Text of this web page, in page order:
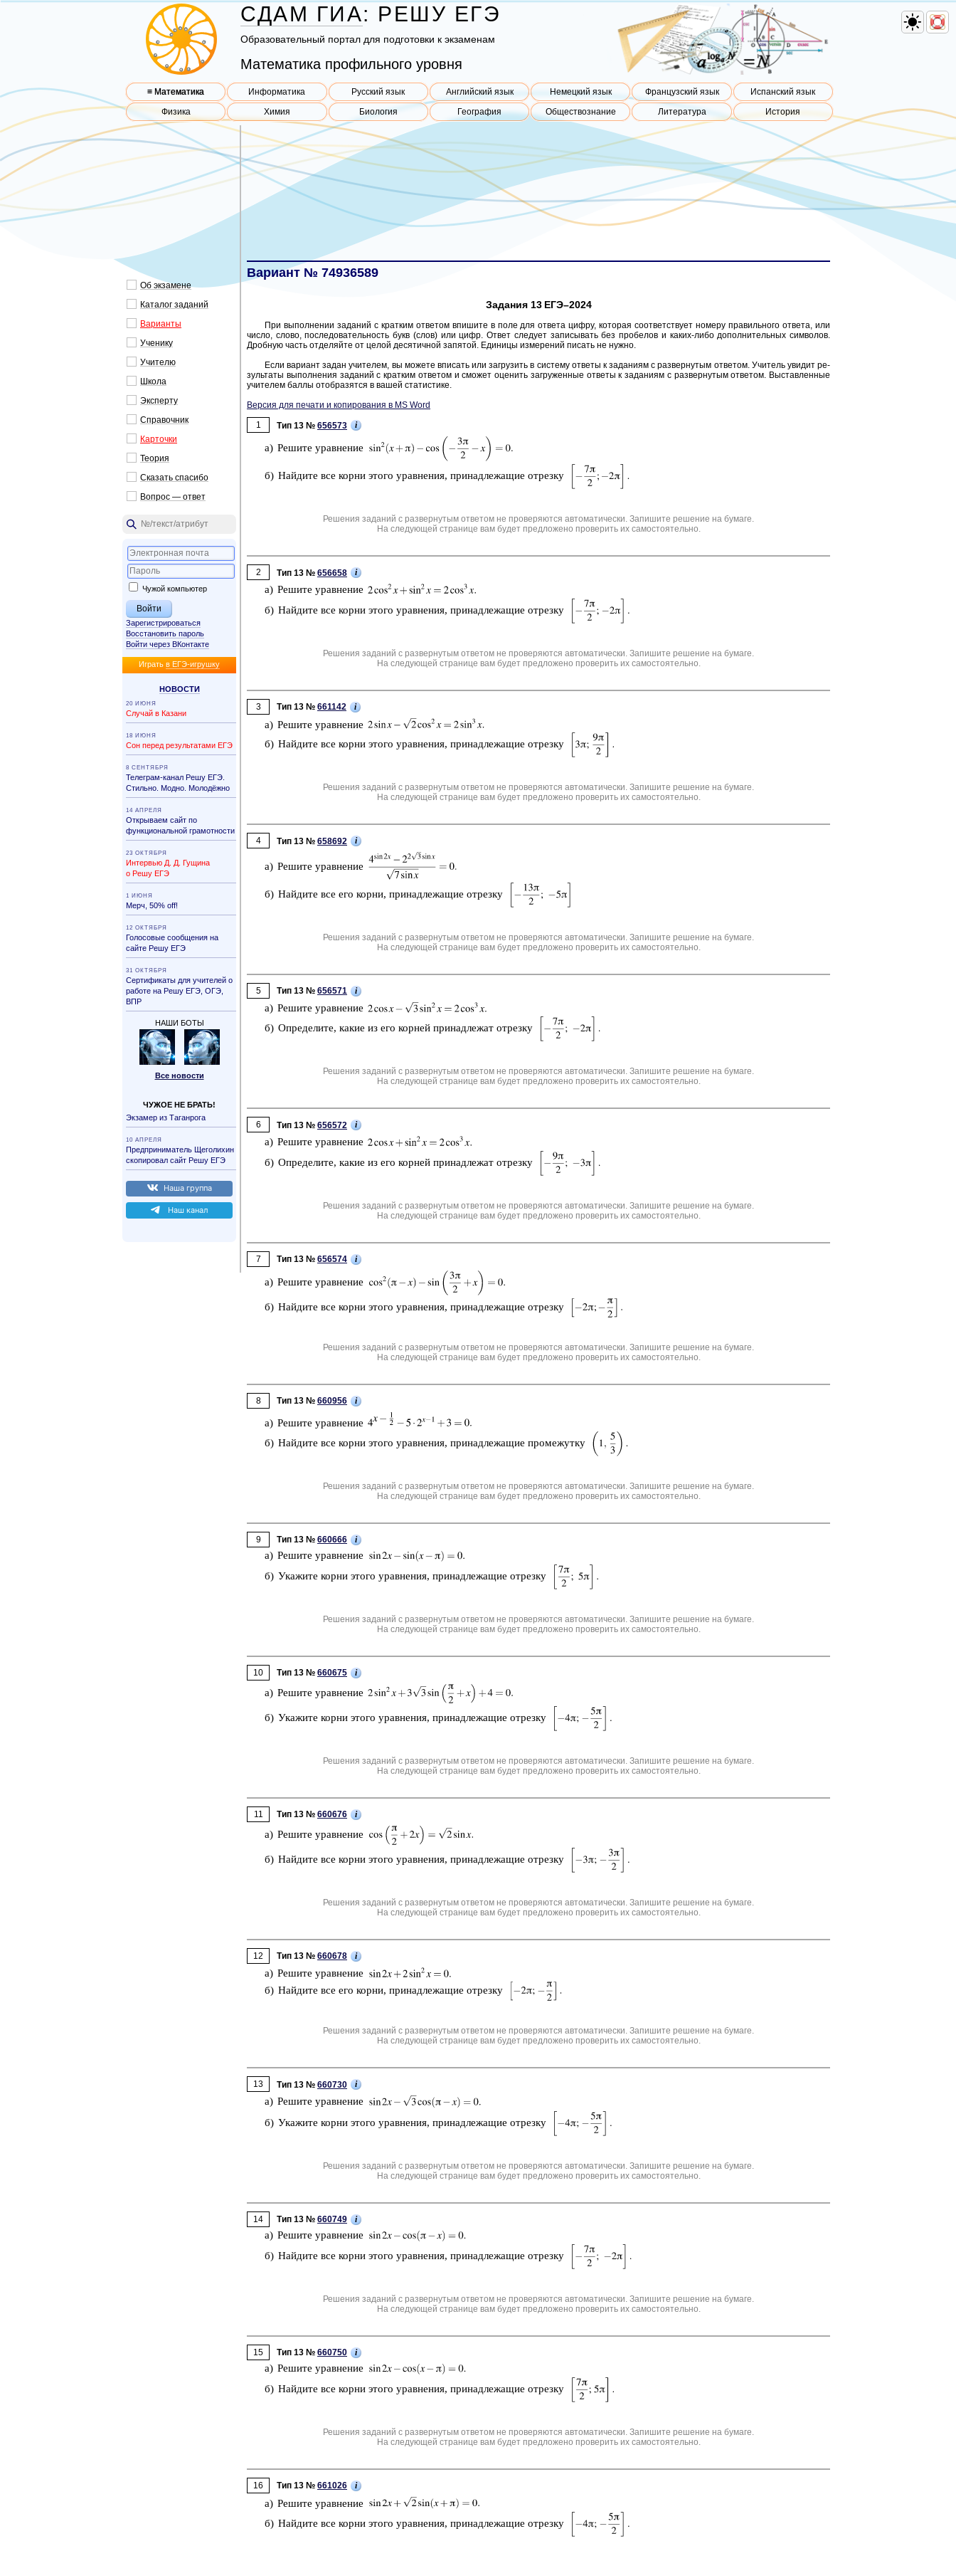
СДАМ ГИА: РЕШУ ЕГЭ
Об­ра­зо­ва­тель­ный пор­тал для под­го­тов­ки к эк­за­ме­нам
Математика профильного уровня
≡ Математика Информатика Русский язык Английский язык Немецкий язык Французский язык
Испанский язык
Физика
Химия Биология География Обществознание Литература История
Об эк­за­ме­не
Ка­та­лог за­да­ний
Ва­ри­ан­ты
Уче­ни­ку
Учи­те­лю
Школа
Экс­пер­ту
Спра­воч­ник
Кар­точ­ки
Тео­рия
Ска­зать спа­си­бо
Во­прос — ответ
Чужой компьютер
Зарегистрироваться
Восстановить пароль
Войти через ВКонтакте
Иг­рать в ЕГЭ-иг­руш­ку
НО­ВО­СТИ
20 ИЮНЯ
Случай в Казани
18 ИЮНЯ
Сон перед результатами ЕГЭ
8 СЕНТЯБРЯ
Телеграм-канал Решу ЕГЭ.
Стильно. Модно. Молодёжно
14 АПРЕЛЯ
Открываем сайт по
функциональной грамотности
23 ОКТЯБРЯ
Интервью Д. Д. Гущина
о Решу ЕГЭ
1 ИЮНЯ
Мерч, 50% off!
12 ОКТЯБРЯ
Голосовые сообщения на
сайте Решу ЕГЭ
31 ОК­ТЯБ­РЯ
Сер­ти­фи­ка­ты для учи­те­лей о
ра­бо­те на Решу ЕГЭ, ОГЭ,
ВПР
НАШИ БОТЫ
Все но­во­сти
ЧУЖОЕ НЕ БРАТЬ!
Эк­за­мер из Та­ган­ро­га
10 АП­РЕ­ЛЯ
Пред­при­ни­ма­тель Ще­го­ли­хин
ско­пи­ро­вал сайт Решу ЕГЭ
Наша груп­па
Наш канал
Вариант № 74936589
Задания 13 ЕГЭ–2024
При вы­пол­не­нии за­да­ний с крат­ким от­ве­том впи­ши­те в поле для от­ве­та цифру, ко­то­рая со­от­вет­ству­ет но­ме­ру пра­виль­но­го от­ве­та, или
число, слово, по­сле­до­ва­тель­ность букв (слов) или цифр. Ответ сле­ду­ет за­пи­сы­вать без про­бе­лов и каких-либо до­пол­ни­тель­ных сим­во­лов.
Дроб­ную часть от­де­ляй­те от целой де­ся­тич­ной за­пя­той. Еди­ни­цы из­ме­ре­ний пи­сать не нужно.
Если ва­ри­ант задан учи­те­лем, вы мо­же­те впи­сать или за­гру­зить в си­сте­му от­ве­ты к за­да­ни­ям с раз­вер­ну­тым от­ве­том. Учи­тель уви­дит ре­
зуль­та­ты вы­пол­не­ния за­да­ний с крат­ким от­ве­том и смо­жет оце­нить за­гру­жен­ные от­ве­ты к за­да­ни­ям с раз­вер­ну­тым от­ве­том. Вы­став­лен­ные
учи­те­лем баллы отоб­ра­зят­ся в вашей ста­ти­сти­ке.
Версия для печати и копирования в MS Word
1
Тип 13 № 656573 i
a) Ре­ши­те урав­не­ние
б) Най­ди­те все корни этого урав­не­ния, при­над­ле­жа­щие от­рез­ку
Решения заданий с развернутым ответом не проверяются автоматически. Запишите решение на бумаге.
На следующей странице вам будет предложено проверить их самостоятельно.
2 Тип 13 № 656658 i
a) Ре­ши­те урав­не­ние
б) Най­ди­те все корни этого урав­не­ния, при­над­ле­жа­щие от­рез­ку
Решения заданий с развернутым ответом не проверяются автоматически. Запишите решение на бумаге.
На следующей странице вам будет предложено проверить их самостоятельно.
3 Тип 13 № 661142 i
а) Ре­ши­те урав­не­ние
б) Най­ди­те все корни этого урав­не­ния, при­над­ле­жа­щие от­рез­ку
Решения заданий с развернутым ответом не проверяются автоматически. Запишите решение на бумаге.
На следующей странице вам будет предложено проверить их самостоятельно.
4 Тип 13 № 658692 i
а) Ре­ши­те урав­не­ние
б) Най­ди­те все его корни, при­над­ле­жа­щие от­рез­ку
Решения заданий с развернутым ответом не проверяются автоматически. Запишите решение на бумаге.
На следующей странице вам будет предложено проверить их самостоятельно.
5 Тип 13 № 656571 i
а) Ре­ши­те урав­не­ние
б) Опре­де­ли­те, какие из его кор­ней при­над­ле­жат от­рез­ку
Решения заданий с развернутым ответом не проверяются автоматически. Запишите решение на бумаге.
На следующей странице вам будет предложено проверить их самостоятельно.
6 Тип 13 № 656572 i
а) Ре­ши­те урав­не­ние
б) Опре­де­ли­те, какие из его кор­ней при­над­ле­жат от­рез­ку
Решения заданий с развернутым ответом не проверяются автоматически. Запишите решение на бумаге.
На следующей странице вам будет предложено проверить их самостоятельно.
7 Тип 13 № 656574 i
a) Ре­ши­те урав­не­ние
б) Най­ди­те все корни этого урав­не­ния, при­над­ле­жа­щие от­рез­ку
Решения заданий с развернутым ответом не проверяются автоматически. Запишите решение на бумаге.
На следующей странице вам будет предложено проверить их самостоятельно.
8 Тип 13 № 660956 i
а) Ре­ши­те урав­не­ние
б) Най­ди­те все корни этого урав­не­ния, при­над­ле­жа­щие про­ме­жут­ку
Решения заданий с развернутым ответом не проверяются автоматически. Запишите решение на бумаге.
На следующей странице вам будет предложено проверить их самостоятельно.
9 Тип 13 № 660666 i
а) Ре­ши­те урав­не­ние
б) Ука­жи­те корни этого урав­не­ния, при­над­ле­жа­щие от­рез­ку
Решения заданий с развернутым ответом не проверяются автоматически. Запишите решение на бумаге.
На следующей странице вам будет предложено проверить их самостоятельно.
10 Тип 13 № 660675 i
а) Ре­ши­те урав­не­ние
б) Ука­жи­те корни этого урав­не­ния, при­над­ле­жа­щие от­рез­ку
Решения заданий с развернутым ответом не проверяются автоматически. Запишите решение на бумаге.
На следующей странице вам будет предложено проверить их самостоятельно.
11 Тип 13 № 660676 i
а) Ре­ши­те урав­не­ние
б) Най­ди­те все корни этого урав­не­ния, при­над­ле­жа­щие от­рез­ку
Решения заданий с развернутым ответом не проверяются автоматически. Запишите решение на бумаге.
На следующей странице вам будет предложено проверить их самостоятельно.
12 Тип 13 № 660678 i
а) Ре­ши­те урав­не­ние
б) Най­ди­те все его корни, при­над­ле­жа­щие от­рез­ку
Решения заданий с развернутым ответом не проверяются автоматически. Запишите решение на бумаге.
На следующей странице вам будет предложено проверить их самостоятельно.
13 Тип 13 № 660730 i
a) Ре­ши­те урав­не­ние
б) Ука­жи­те корни этого урав­не­ния, при­над­ле­жа­щие от­рез­ку
Решения заданий с развернутым ответом не проверяются автоматически. Запишите решение на бумаге.
На следующей странице вам будет предложено проверить их самостоятельно.
14 Тип 13 № 660749 i
а) Ре­ши­те урав­не­ние
б) Най­ди­те все корни этого урав­не­ния, при­над­ле­жа­щие от­рез­ку
Решения заданий с развернутым ответом не проверяются автоматически. Запишите решение на бумаге.
На следующей странице вам будет предложено проверить их самостоятельно.
15 Тип 13 № 660750 i
a) Ре­ши­те урав­не­ние
б) Най­ди­те все корни этого урав­не­ния, при­над­ле­жа­щие от­рез­ку
Решения заданий с развернутым ответом не проверяются автоматически. Запишите решение на бумаге.
На следующей странице вам будет предложено проверить их самостоятельно.
16 Тип 13 № 661026 i
а) Ре­ши­те урав­не­ние
б) Най­ди­те все корни этого урав­не­ния, при­над­ле­жа­щие от­рез­ку